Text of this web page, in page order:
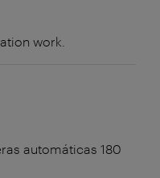
work.
automáticas 180